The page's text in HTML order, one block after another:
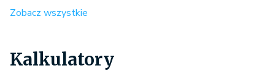
Zobacz wszystkie
Kalkulatory